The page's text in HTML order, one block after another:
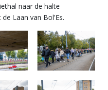
naar de halte
Laan van Bol'Es.